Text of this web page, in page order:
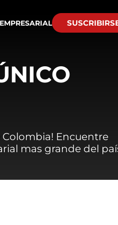
Colombia! Encuentre
mas grande del